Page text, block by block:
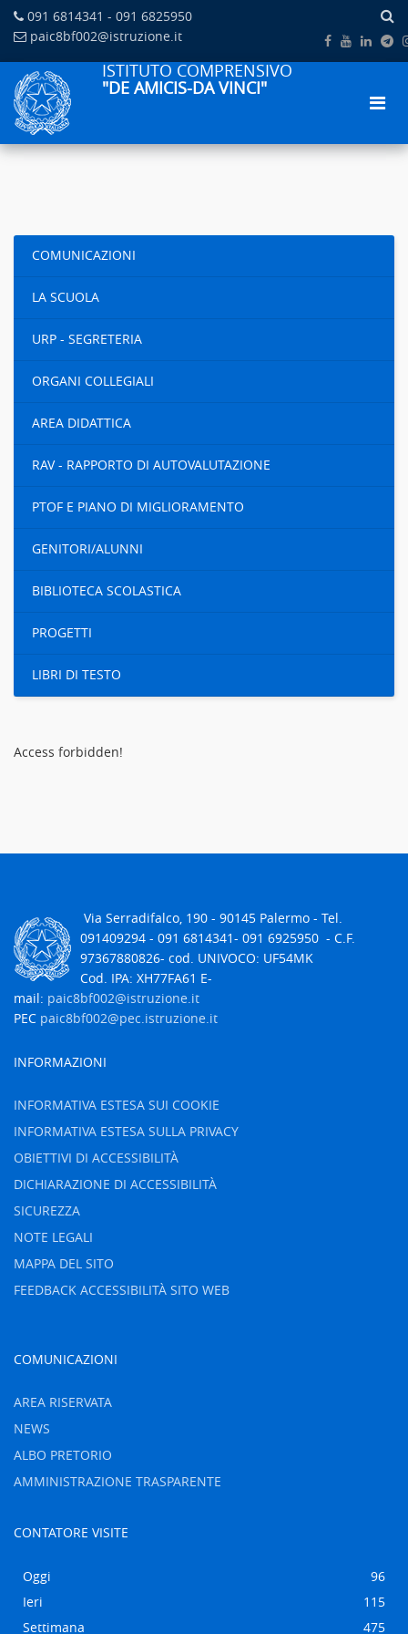
091 6814341 - 091 6825950
paic8bf002@istruzione.it
ISTITUTO COMPRENSIVO
"DE AMICIS-DA VINCI"
COMUNICAZIONI
LA SCUOLA
URP - SEGRETERIA
ORGANI COLLEGIALI
AREA DIDATTICA
RAV - RAPPORTO DI AUTOVALUTAZIONE
PTOF E PIANO DI MIGLIORAMENTO
GENITORI/ALUNNI
BIBLIOTECA SCOLASTICA
PROGETTI
LIBRI DI TESTO
Access forbidden!
Via Serradifalco, 190 - 90145 Palermo - Tel.
091409294 - 091 6814341- 091 6925950 - C.F.
97367880826- cod. UNIVOCO: UF54MK
Cod. IPA: XH77FA61 E-
mail: paic8bf002@istruzione.it
PEC paic8bf002@pec.istruzione.it
INFORMAZIONI
INFORMATIVA ESTESA SUI COOKIE
INFORMATIVA ESTESA SULLA PRIVACY
OBIETTIVI DI ACCESSIBILITÀ
DICHIARAZIONE DI ACCESSIBILITÀ
SICUREZZA
NOTE LEGALI
MAPPA DEL SITO
FEEDBACK ACCESSIBILITÀ SITO WEB
COMUNICAZIONI
AREA RISERVATA
NEWS
ALBO PRETORIO
AMMINISTRAZIONE TRASPARENTE
CONTATORE VISITE
Oggi
96
Ieri
115
Settimana
475